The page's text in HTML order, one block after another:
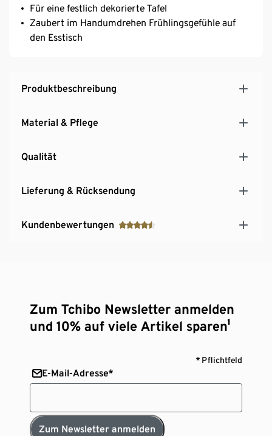
Für eine festlich dekorierte Tafel
Zaubert im Handumdrehen Frühlingsgefühle auf
den Esstisch
Produktbeschreibung
Material & Pflege
Qualität
Lieferung & Rücksendung
Kundenbewertungen
Zum Tchibo Newsletter anmelden
und 10% auf viele Artikel sparen¹
* Pflichtfeld
E-Mail-Adresse*
Zum Newsletter anmelden